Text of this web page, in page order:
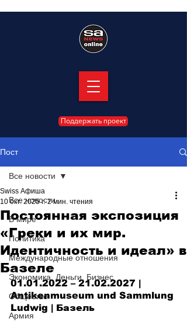
Поддержать проект
Пост
Все новости
В мире
Политика
Международные отношения
Экономика. Деньги. Бизнес
Общество
Армия
Все новости
Постоянная экспозиция
«Греки и их мир.
Идентичность и идеал» в
Базеле
Swiss Афиша
10 окт. 2025 г. 2 мин. чтения
01.01.2022 – 21.02.2027 |
Antikenmuseum und Sammlung
Ludwig | Базель